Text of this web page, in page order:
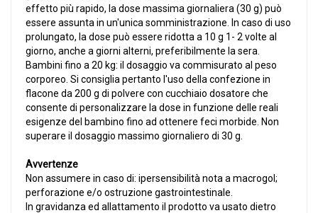
effetto più rapido, la dose massima giornaliera (30 g) può
essere assunta in un'unica somministrazione. In caso di uso
prolungato, la dose può essere ridotta a 10 g 1- 2 volte al
giorno, anche a giorni alterni, preferibilmente la sera.
Bambini fino a 20 kg: il dosaggio va commisurato al peso
corporeo. Si consiglia pertanto l'uso della confezione in
flacone da 200 g di polvere con cucchiaio dosatore che
consente di personalizzare la dose in funzione delle reali
esigenze del bambino fino ad ottenere feci morbide. Non
superare il dosaggio massimo giornaliero di 30 g.
Avvertenze
Non assumere in caso di: ipersensibilità nota a macrogol;
perforazione e/o ostruzione gastrointestinale.
In gravidanza ed allattamento il prodotto va usato dietro